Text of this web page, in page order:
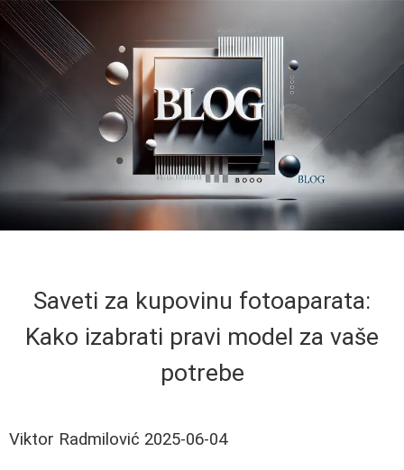
Saveti za kupovinu fotoaparata:
Kako izabrati pravi model za vaše
potrebe
Viktor Radmilović 2025-06-04